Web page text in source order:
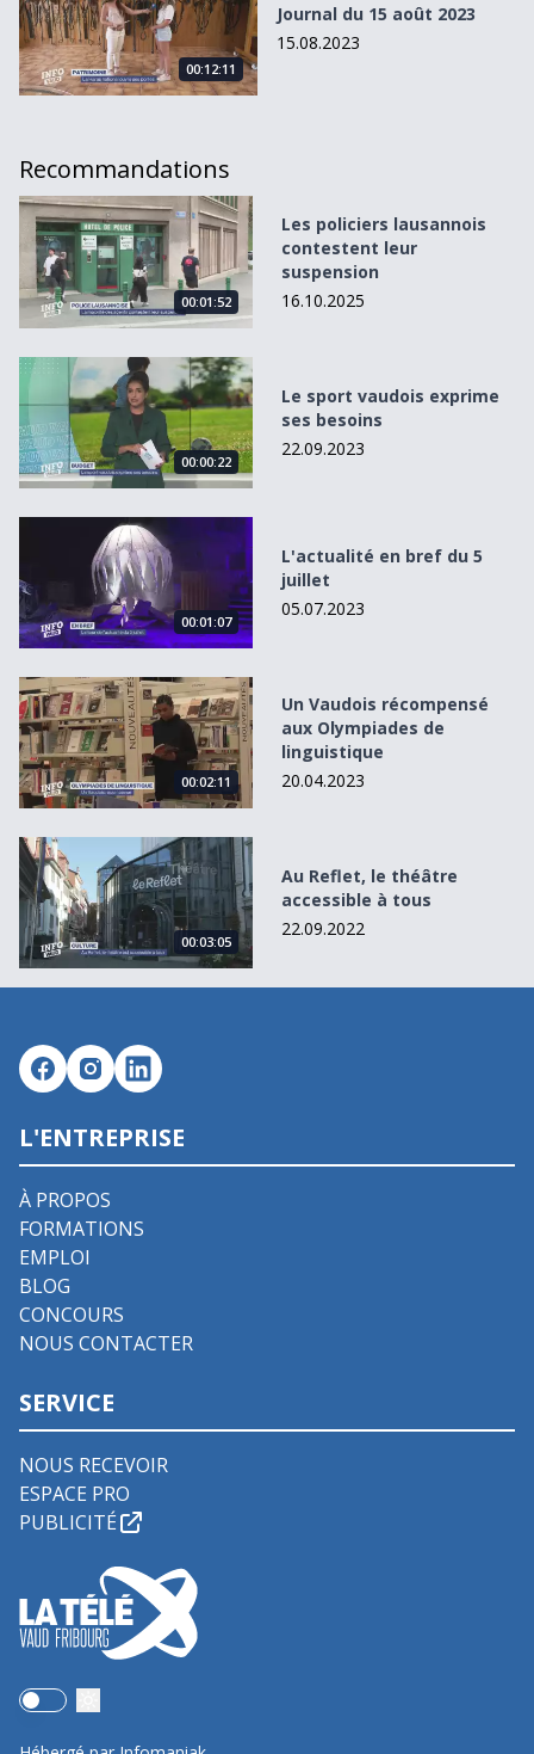
00:12:11
Journal du 15 août 2023
15.08.2023
Recommandations
Les policiers lausannois contestent leur suspension
00:01:52
Les policiers lausannois
contestent leur
suspension
16.10.2025
Le sport vaudois exprime ses besoins
00:00:22
Le sport vaudois exprime
ses besoins
22.09.2023
L&#039;actualité en bref du 5 juillet
00:01:07
L'actualité en bref du 5
juillet
05.07.2023
Un Vaudois récompensé aux Olympiades de linguistique
00:02:11
Un Vaudois récompensé
aux Olympiades de
linguistique
20.04.2023
Au Reflet, le théâtre accessible à tous
00:03:05
Au Reflet, le théâtre
accessible à tous
22.09.2022
L'ENTREPRISE
À PROPOS
FORMATIONS
EMPLOI
BLOG
CONCOURS
NOUS CONTACTER
SERVICE
NOUS RECEVOIR
ESPACE PRO
PUBLICITÉ
Use setting